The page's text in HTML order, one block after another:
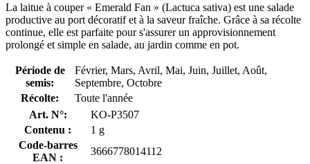
La laitue à couper « Emerald Fan » (Lactuca sativa) est une salade
productive au port décoratif et à la saveur fraîche. Grâce à sa récolte
continue, elle est parfaite pour s'assurer un approvisionnement
prolongé et simple en salade, au jardin comme en pot.
Période de
semis:
Février, Mars, Avril, Mai, Juin, Juillet, Août,
Septembre, Octobre
Récolte:
Toute l'année
Art. N°:
KO-P3507
Contenu :
1 g
Code-barres
EAN :
3666778014112